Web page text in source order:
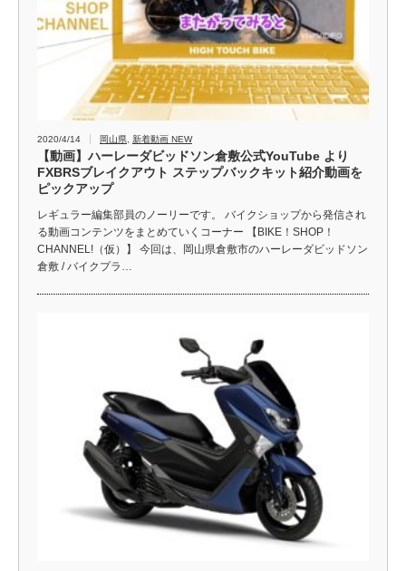
2020/4/14 岡山県 新着動画 NEW
【動画】ハーレーダビッドソン倉敷公式YouTube より
FXBRSブレイクアウト ステップバックキット紹介動画を
ピックアップ
レギュラー編集部員のノーリーです。 バイクショップから発信され
る動画コンテンツをまとめていくコーナー 【BIKE！SHOP！
CHANNEL!（仮）】 今回は、岡山県倉敷市のハーレーダビッドソン
倉敷 / バイクプラ…